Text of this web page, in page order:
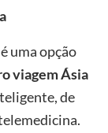
é uma opção
viagem Ásia
de